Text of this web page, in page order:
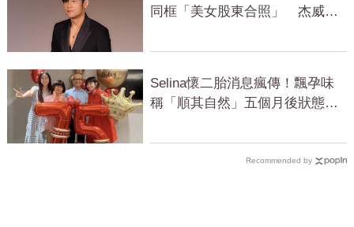
同框「美女股東合照」 杰威爾
Selina懷二胎消息瘋傳！飄孕味
稱「順其自然」五個月後狀態曝
Recommended by